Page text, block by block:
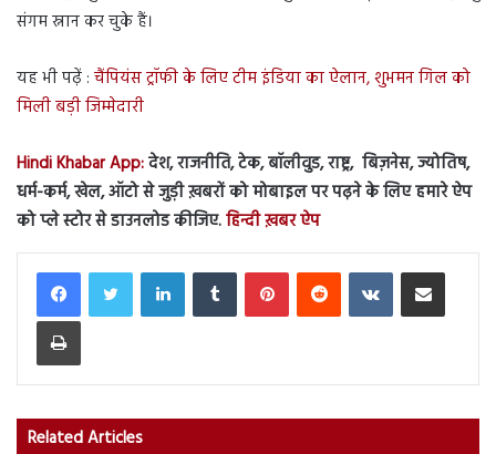
संगम स्नान कर चुके हैं।
यह भी पढ़ें : चैंपियंस ट्रॉफी के लिए टीम इंडिया का ऐलान, शुभमन गिल को
मिली बड़ी जिम्मेदारी
Hindi Khabar App:देश, राजनीति, टेक, बॉलीवुड, राष्ट्र, बिज़नेस, ज्योतिष,
धर्म-कर्म, खेल, ऑटो से जुड़ी ख़बरों को मोबाइल पर पढ़ने के लिए हमारे ऐप
को प्ले स्टोर से डाउनलोड कीजिए.हिन्दी ख़बर ऐप
LinkedInTumblr PinterestReddit VKontakteShare via Email
Print
Related Articles